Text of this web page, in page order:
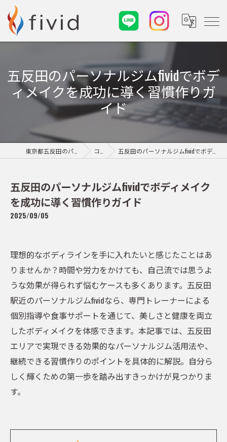
五反田のパーソナルジムfividでボデ
ィメイクを成功に導く習慣作りガ
イド
コラム 五反田のパーソナルジムfividでボディメイクを成功に導く習慣作りガイド
五反田のパーソナルジムfividでボディメイク
を成功に導く習慣作りガイド
2025/09/05
理想的なボディラインを手に入れたいと感じたことはあ
りませんか？時間や労力をかけても、自己流では思うよ
うな効果が得られず悩むケースも多くあります。五反田
駅近のパーソナルジムfividなら、専門トレーナーによる
個別指導や食事サポートを通じて、美しさと健康を両立
したボディメイクを体感できます。本記事では、五反田
エリアで実現できる効果的なパーソナルジム活用法や、
継続できる習慣作りのポイントを具体的に解説。自分ら
しく輝くための第一歩を踏み出すきっかけが見つかりま
す。